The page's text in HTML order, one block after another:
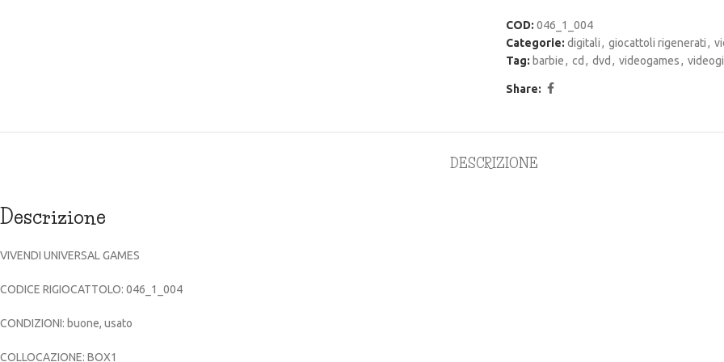
COD: 046_1_004
Categorie: digitali, giocattoli rigenerati,
Tag: barbie, cd , dvd , videogames,
Share:
DESCRIZIONE
Descrizione
VIVENDI UNIVERSAL GAMES
CODICE RIGIOCATTOLO: 046_1_004
CONDIZIONI: buone, usato
COLLOCAZIONE: BOX1